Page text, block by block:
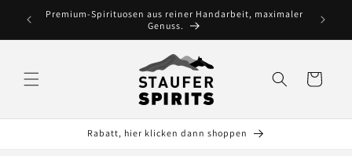
zum
Premium-Spirituosen aus reiner Handarbeit, maximaler
Genuss.
Warenkorb
Rabatt, hier klicken dann shoppen